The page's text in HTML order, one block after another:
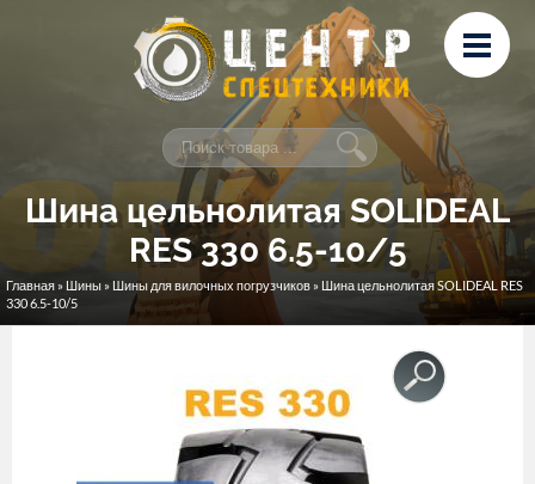
Перейти к основному содержанию
Лизинг
Сервис и ремонт
Контакты
Шина цельнолитая SOLIDEAL
RES 330 6.5-10/5
Вы здесь
Главная » Шины » Шины для вилочных погрузчиков » Шина цельнолитая SOLIDEAL RES
330 6.5-10/5